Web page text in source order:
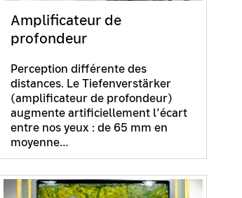
Amplificateur de
profondeur
Perception différente des
distances. Le Tiefenverstärker
(amplificateur de profondeur)
augmente artificiellement l’écart
entre nos yeux : de 65 mm en
moyenne…